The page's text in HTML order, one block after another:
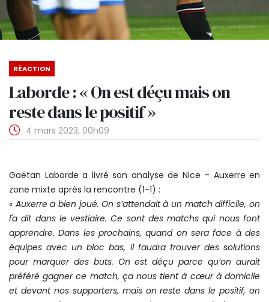
RÉACTION
Laborde : « On est déçu mais on
reste dans le positif »
4 mars 2023, 00h09
Gaëtan Laborde a livré son analyse de Nice – Auxerre en
zone mixte après la rencontre (1-1) :
« Auxerre a bien joué. On s’attendait à un match difficile, on
l'a dit dans le vestiaire. Ce sont des matchs qui nous font
apprendre. Dans les prochains, quand on sera face à des
équipes avec un bloc bas, il faudra trouver des solutions
pour marquer des buts. On est déçu parce qu’on aurait
préféré gagner ce match, ça nous tient à cœur à domicile
et devant nos supporters, mais on reste dans le positif, on